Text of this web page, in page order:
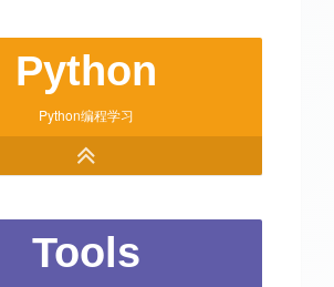
Python
Python编程学习
Tools